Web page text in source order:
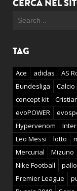
CERCA NEL
TAG
Ace adidas AS
Bundesliga
concept kit
evoPOWER
Hypervenom
Inter
Leo Messi
lotto
Mercurial
Mizuno
Nike Football
Premier League